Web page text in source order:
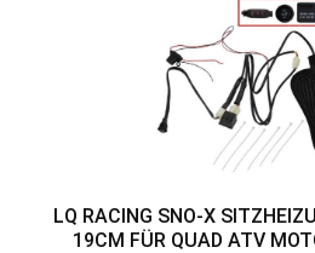
LQ RACING SNO-X
19CM FÜR QUAD ATV